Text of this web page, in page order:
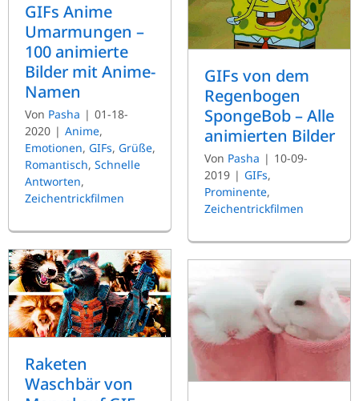
GIFs Anime
Umarmungen –
100 animierte
Bilder mit Anime-
Namen
Von Pasha | 01-18-
2020 | Anime,
Emotionen, GIFs, Grüße,
Romantisch, Schnelle
Antworten,
Zeichentrickfilmen
GIFs von dem
Regenbogen
SpongeBob – Alle
animierten Bilder
Von Pasha | 10-09-
2019 | GIFs,
Prominente,
Zeichentrickfilmen
Raketen
Waschbär von